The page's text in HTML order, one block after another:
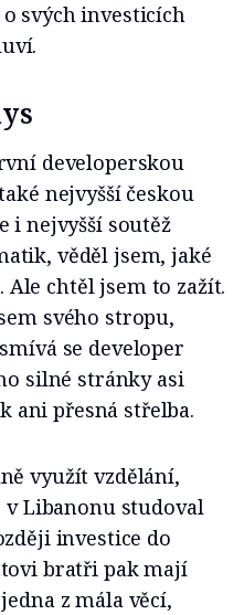
o svých investicích
developerskou
nejvyšší českou
i nejvyšší soutěž
věděl jsem, jaké
chtěl jsem to zažít.
svého stropu,
se developer
silné stránky asi
ani přesná střelba.
využít vzdělání,
Libanonu studoval
investice do
bratři pak mají
z mála věcí,